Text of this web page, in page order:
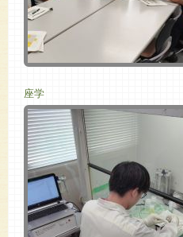
座学